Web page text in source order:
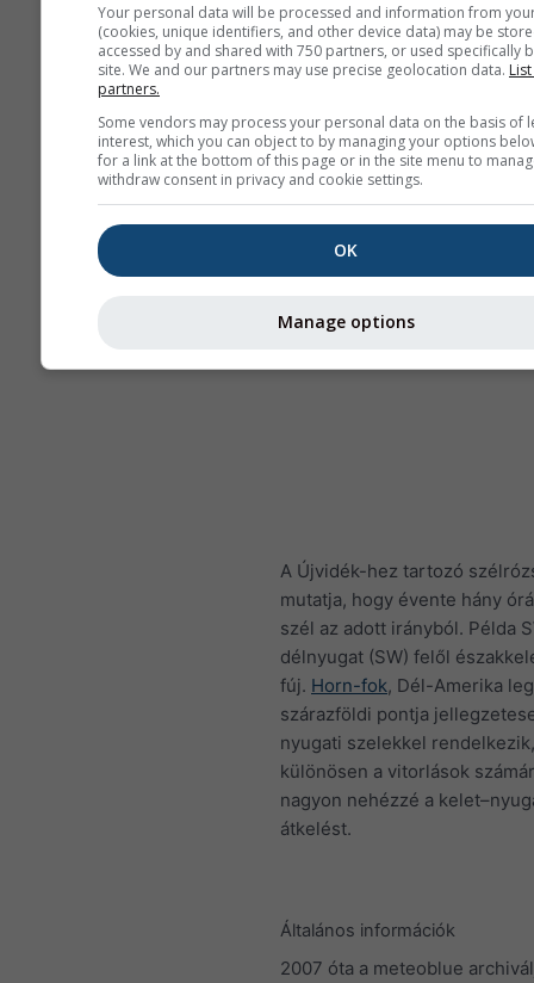
A Újvidék-hez tartozó
mutatja, hogy évente hány
szél az adott irányból. Példa
délnyugat (SW) felől
fúj. Horn-fok, Dél-Amerika
szárazföldi pontja
nyugati szelekkel
különösen a vitorlások
nagyon nehézzé a
átkelést.
Általános információk
2007 óta a meteoblue
Your personal data will be processed and information from
(cookies, unique identifiers, and other device data) may be
accessed by and shared with 750 partners, or used specifically
site. We and our partners may use precise geolocation data.
partners.
Some vendors may process your personal data on the basis of
interest, which you can object to by managing your options
for a link at the bottom of this page or in the site menu to
withdraw consent in privacy and cookie settings.
OK
Manage options